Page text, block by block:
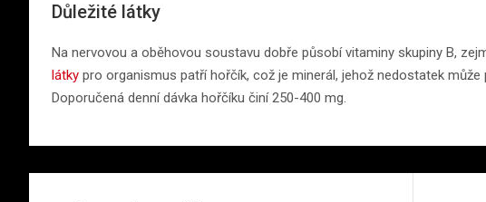
Důležité látky
Na nervovou a oběhovou soustavu dobře působí vitaminy skupiny B,
látky pro organismus patří hořčík, což je minerál, jehož nedostatek
Doporučená denní dávka hořčíku činí 250-400 mg.